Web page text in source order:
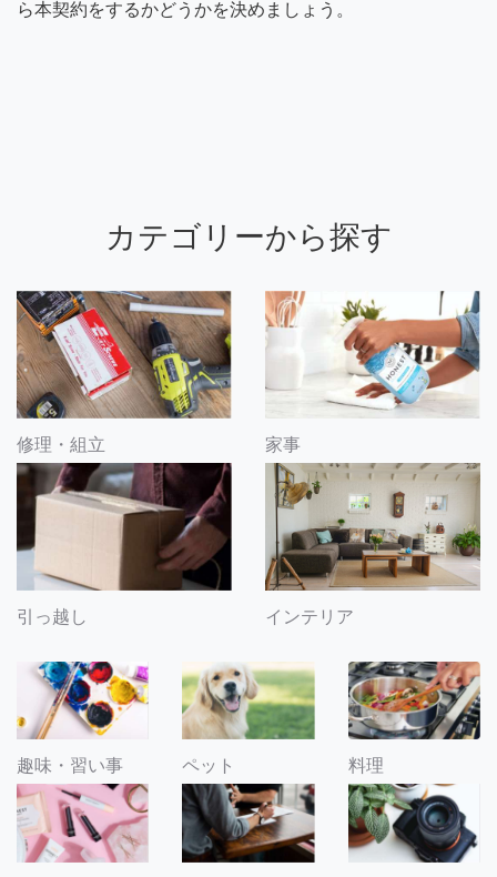
ら本契約をするかどうかを決めましょう。
カテゴリーから探す
修理・組立 家事
引っ越し インテリア
趣味・習い事 ペット 料理